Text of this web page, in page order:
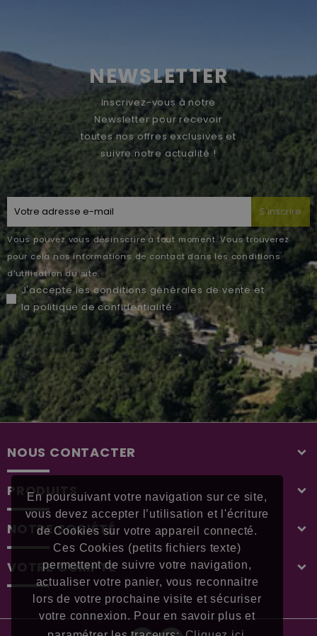
En poursuivant votre navigation sur ce site,
vous devez accepter l’utilisation et l'écriture
de Cookies sur votre appareil connecté.
Ces Cookies (petits fichiers texte)
permettent de suivre votre navigation,
actualiser votre panier, vous reconnaitre
lors de votre prochaine visite et sécuriser
votre connexion. Pour en savoir plus et
NEWSLETTER
Inscrivez-vous à notre
Newsletter pour recevoir
toutes nos offres exclusives et
suivre notre actualité !
S'inscrire
Vous pouvez vous désinscrire à tout moment. Vous trouverez
pour cela nos informations de contact dans les conditions
d'utilisation du site.
J'accepte lesconditions générales de vente et
la politique de confidentialité.
NOUS CONTACTER
PRODUITS
NOTRE SOCIÉTÉ
VOTRE COMPTE